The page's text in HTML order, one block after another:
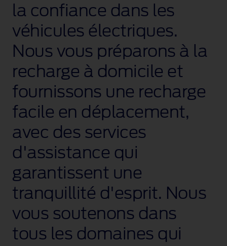
la confiance dans les
véhicules électriques.
Nous vous préparons à la
recharge à domicile et
fournissons une recharge
facile en déplacement,
avec des services
d'assistance qui
garantissent une
tranquillité d'esprit. Nous
vous soutenons dans
tous les domaines qui